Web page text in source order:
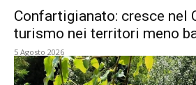
Confartigianato: cresce nel
turismo nei territori meno
5 Agosto 2026